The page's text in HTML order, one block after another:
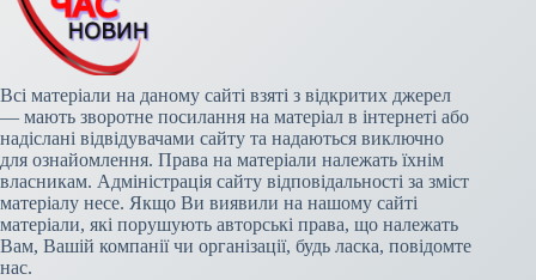
Всі матеріали на даному сайті взяті з відкритих джерел
— мають зворотне посилання на матеріал в інтернеті або
надіслані відвідувачами сайту та надаються виключно
для ознайомлення. Права на матеріали належать їхнім
власникам. Адміністрація сайту відповідальності за зміст
матеріалу несе. Якщо Ви виявили на нашому сайті
матеріали, які порушують авторські права, що належать
Вам, Вашій компанії чи організації, будь ласка, повідомте
нас.